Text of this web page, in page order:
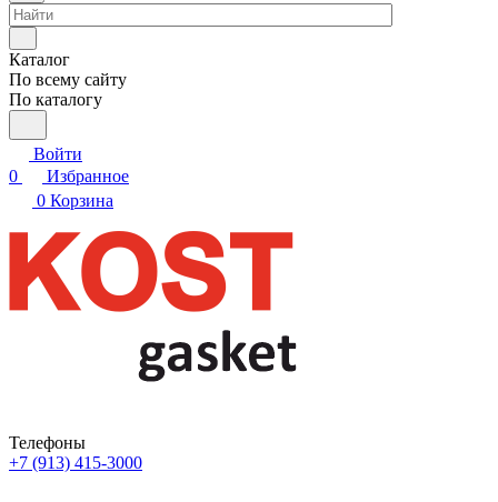
Каталог
По всему сайту
По каталогу
Войти
0
Избранное
0 Корзина
Телефоны
+7 (913) 415-3000